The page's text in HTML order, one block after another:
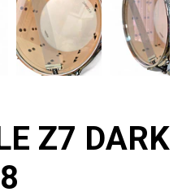
Z7 DARK